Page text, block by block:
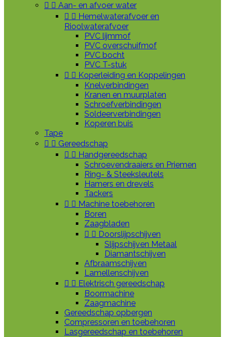
  Aan- en afvoer water
  Hemelwaterafvoer en
Rioolwaterafvoer
PVC lijmmof
PVC overschuifmof
PVC bocht
PVC T-stuk
  Koperleiding en Koppelingen
Knelverbindingen
Kranen en muurplaten
Schroefverbindingen
Soldeerverbindingen
Koperen buis
Tape
  Gereedschap
  Handgereedschap
Schroevendraaiers en Priemen
Ring- & Steeksleutels
Hamers en drevels
Tackers
  Machine toebehoren
Boren
Zaagbladen
  Doorslijpschijven
Slijpschijven Metaal
Diamantschijven
Afbraamschijven
Lamellenschijven
  Elektrisch gereedschap
Boormachine
Zaagmachine
Gereedschap opbergen
Compressoren en toebehoren
Lasgereedschap en toebehoren